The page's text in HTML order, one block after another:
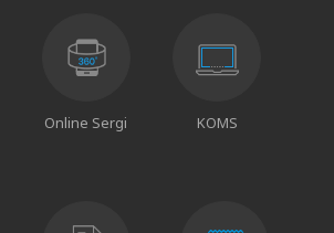
Online Sergi KOMS